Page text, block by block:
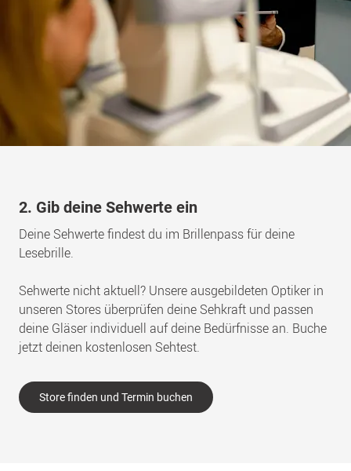
2. Gib deine Sehwerte ein
Deine Sehwerte findest du im Brillenpass für deine
Lesebrille.
Sehwerte nicht aktuell? Unsere ausgebildeten Optiker in
unseren Stores überprüfen deine Sehkraft und passen
deine Gläser individuell auf deine Bedürfnisse an. Buche
jetzt deinen kostenlosen Sehtest.
Store finden und Termin buchen